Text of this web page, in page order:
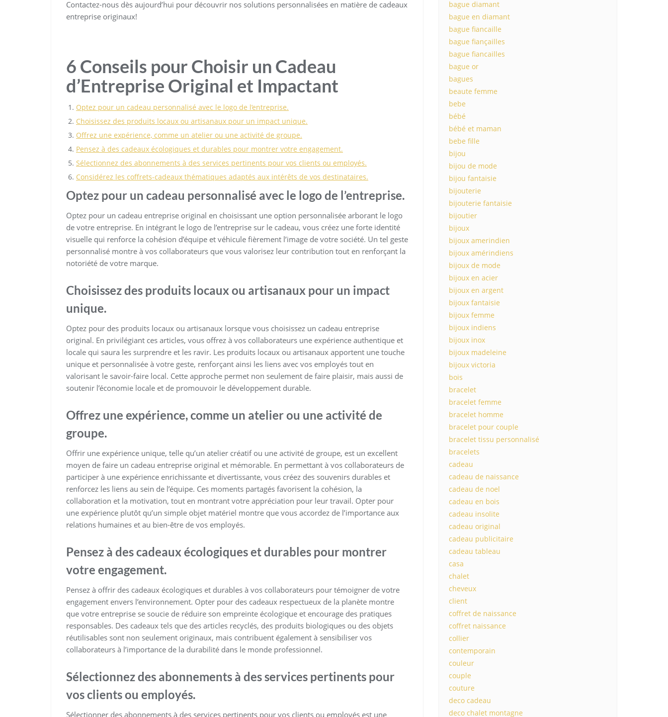
Contactez-nous dès aujourd’hui pour découvrir nos solutions personnalisées en matière de cadeaux
entreprise originaux!
6 Conseils pour Choisir un Cadeau
d’Entreprise Original et Impactant
Optez pour un cadeau personnalisé avec le logo de l’entreprise.
Choisissez des produits locaux ou artisanaux pour un impact unique.
Offrez une expérience, comme un atelier ou une activité de groupe.
Pensez à des cadeaux écologiques et durables pour montrer votre engagement.
Sélectionnez des abonnements à des services pertinents pour vos clients ou employés.
Considérez les coffrets-cadeaux thématiques adaptés aux intérêts de vos destinataires.
Optez pour un cadeau personnalisé avec le logo de l’entreprise.
Optez pour un cadeau entreprise original en choisissant une option personnalisée arborant le logo
de votre entreprise. En intégrant le logo de l’entreprise sur le cadeau, vous créez une forte identité
visuelle qui renforce la cohésion d’équipe et véhicule fièrement l’image de votre société. Un tel geste
personnalisé montre à vos collaborateurs que vous valorisez leur contribution tout en renforçant la
notoriété de votre marque.
Choisissez des produits locaux ou artisanaux pour un impact
unique.
Optez pour des produits locaux ou artisanaux lorsque vous choisissez un cadeau entreprise
original. En privilégiant ces articles, vous offrez à vos collaborateurs une expérience authentique et
locale qui saura les surprendre et les ravir. Les produits locaux ou artisanaux apportent une touche
unique et personnalisée à votre geste, renforçant ainsi les liens avec vos employés tout en
valorisant le savoir-faire local. Cette approche permet non seulement de faire plaisir, mais aussi de
soutenir l’économie locale et de promouvoir le développement durable.
Offrez une expérience, comme un atelier ou une activité de
groupe.
Offrir une expérience unique, telle qu’un atelier créatif ou une activité de groupe, est un excellent
moyen de faire un cadeau entreprise original et mémorable. En permettant à vos collaborateurs de
participer à une expérience enrichissante et divertissante, vous créez des souvenirs durables et
renforcez les liens au sein de l’équipe. Ces moments partagés favorisent la cohésion, la
collaboration et la motivation, tout en montrant votre appréciation pour leur travail. Opter pour
une expérience plutôt qu’un simple objet matériel montre que vous accordez de l’importance aux
relations humaines et au bien-être de vos employés.
Pensez à des cadeaux écologiques et durables pour montrer
votre engagement.
Pensez à offrir des cadeaux écologiques et durables à vos collaborateurs pour témoigner de votre
engagement envers l’environnement. Opter pour des cadeaux respectueux de la planète montre
que votre entreprise se soucie de réduire son empreinte écologique et encourage des pratiques
responsables. Des cadeaux tels que des articles recyclés, des produits biologiques ou des objets
réutilisables sont non seulement originaux, mais contribuent également à sensibiliser vos
collaborateurs à l’importance de la durabilité dans le monde professionnel.
Sélectionnez des abonnements à des services pertinents pour
vos clients ou employés.
Sélectionner des abonnements à des services pertinents pour vos clients ou employés est une
bague diamant
bague en diamant
bague fiancaille
bague fiançailles
bague fiancailles
bague or
bagues
beaute femme
bebe
bébé
bébé et maman
bebe fille
bijou
bijou de mode
bijou fantaisie
bijouterie
bijouterie fantaisie
bijoutier
bijoux
bijoux amerindien
bijoux amérindiens
bijoux de mode
bijoux en acier
bijoux en argent
bijoux fantaisie
bijoux femme
bijoux indiens
bijoux inox
bijoux madeleine
bijoux victoria
bois
bracelet
bracelet femme
bracelet homme
bracelet pour couple
bracelet tissu personnalisé
bracelets
cadeau
cadeau de naissance
cadeau de noel
cadeau en bois
cadeau insolite
cadeau original
cadeau publicitaire
cadeau tableau
casa
chalet
cheveux
client
coffret de naissance
coffret naissance
collier
contemporain
couleur
couple
couture
deco cadeau
deco chalet montagne